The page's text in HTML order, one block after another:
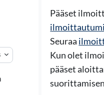
Pääset
Seuraa
Kun olet
pääset